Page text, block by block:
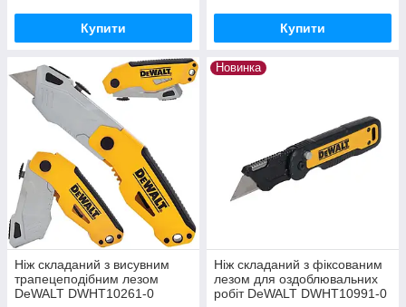
Купити Купити
Ніж складаний з висувним
трапецеподібним лезом
DeWALT DWHT10261-0
Новинка
Ніж складаний з фіксованим
лезом для оздоблювальних
робіт DeWALT DWHT10991-0